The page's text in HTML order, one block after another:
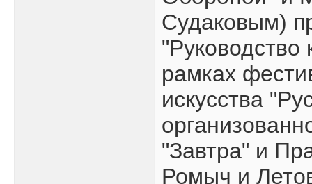
Судаковым)
рамках
искусства
"Завтра" и
Ромыч и